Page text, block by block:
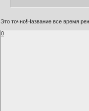
Это точно!Название все время
0